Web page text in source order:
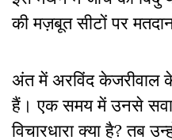
की मज़बूत सीटों पर
अंत में अरविंद केजरीवाल
हैं। एक समय में उनसे
विचारधारा क्या है? तब